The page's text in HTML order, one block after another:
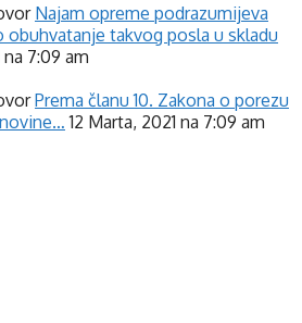
Najam opreme podrazumijeva
takvog posla u skladu
na 7:09 am
Prema članu 10. Zakona o porezu
12 Marta, 2021 na 7:09 am